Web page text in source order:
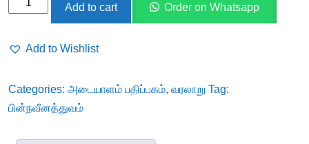
Add to cart Order on Whatsapp
Add to Wishlist
Categories: அடையாளம் பதிப்பகம், வரலாறு Tag:
பின்நவீனத்துவம்